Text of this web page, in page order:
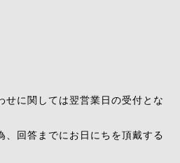
に関しては翌営業日の受付とな
回答までにお日にちを頂戴する